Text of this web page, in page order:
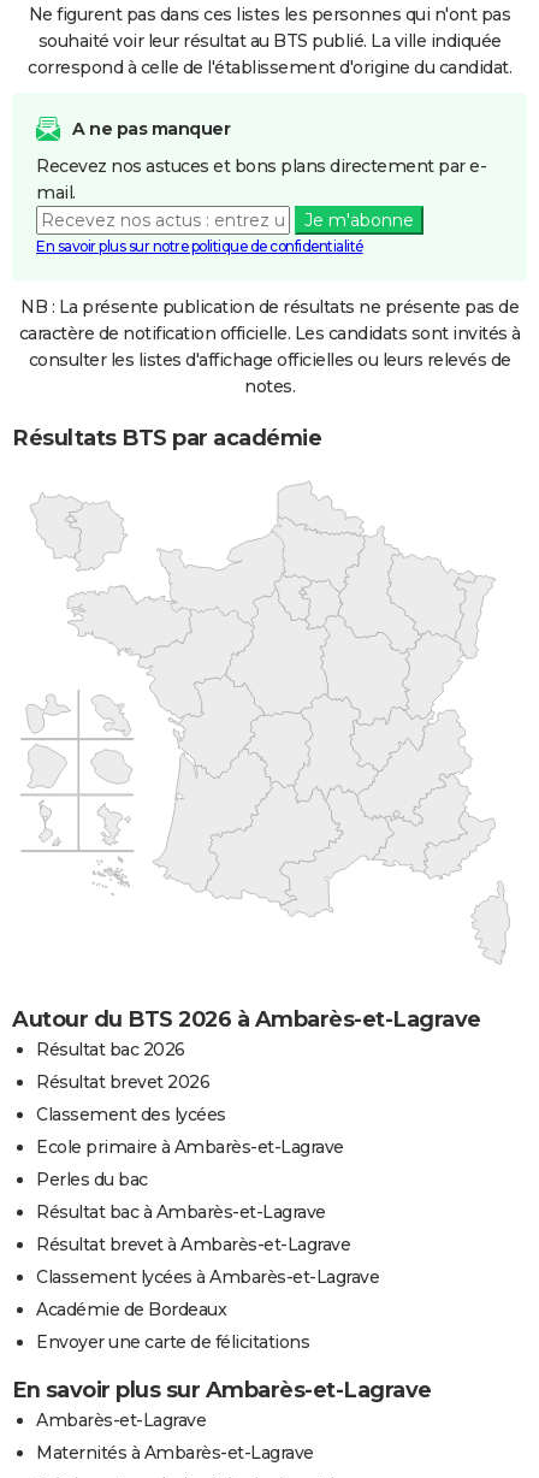
Ne figurent pas dans ces listes les personnes qui n'ont pas
souhaité voir leur résultat au BTS publié. La ville indiquée
correspond à celle de l'établissement d'origine du candidat.
A ne pas manquer
Recevez nos astuces et bons plans directement par e-
mail.
Je m'abonne
En savoir plus sur notre politique de confidentialité
NB : La présente publication de résultats ne présente pas de
caractère de notification officielle. Les candidats sont invités à
consulter les listes d'affichage officielles ou leurs relevés de
notes.
Résultats BTS par académie
Autour du BTS 2026 à Ambarès-et-Lagrave
Résultat bac 2026
Résultat brevet 2026
Classement des lycées
Ecole primaire à Ambarès-et-Lagrave
Perles du bac
Résultat bac à Ambarès-et-Lagrave
Résultat brevet à Ambarès-et-Lagrave
Classement lycées à Ambarès-et-Lagrave
Académie de Bordeaux
Envoyer une carte de félicitations
En savoir plus sur Ambarès-et-Lagrave
Ambarès-et-Lagrave
Maternités à Ambarès-et-Lagrave